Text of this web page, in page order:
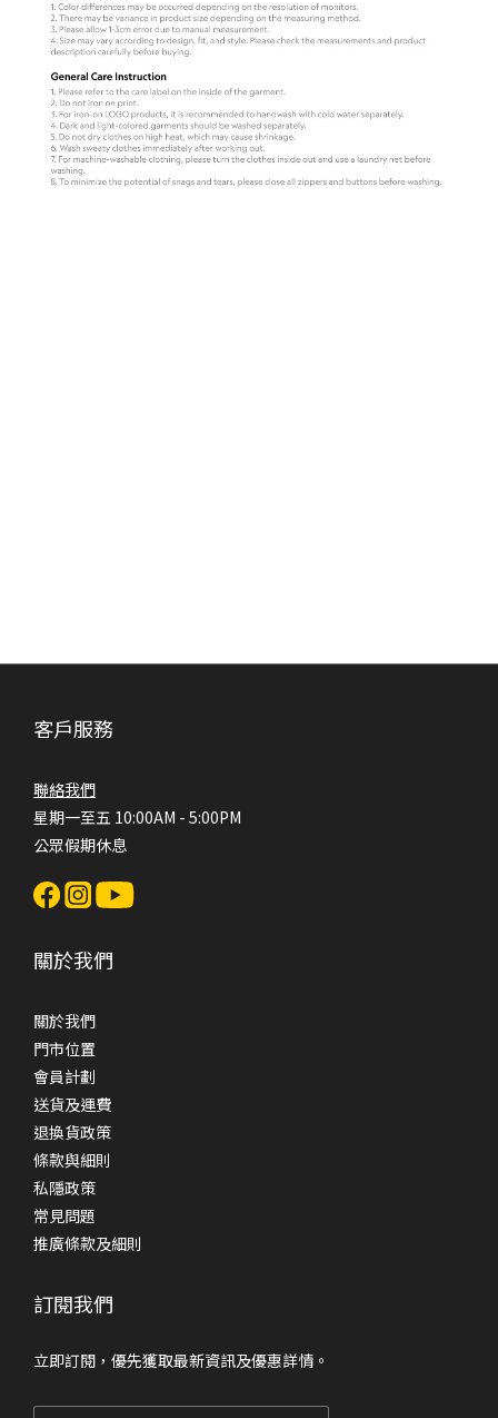
客戶服務
聯絡我們
星期一至五 10:00AM - 5:00PM
公眾假期休息
關於我們
關於我們
門市位置
會員計劃
送貨及運費
退換貨政策
條款與細則
私隱政策
常見問題
推廣條款及細則
訂閱我們
立即訂閱，優先獲取最新資訊及優惠詳情。